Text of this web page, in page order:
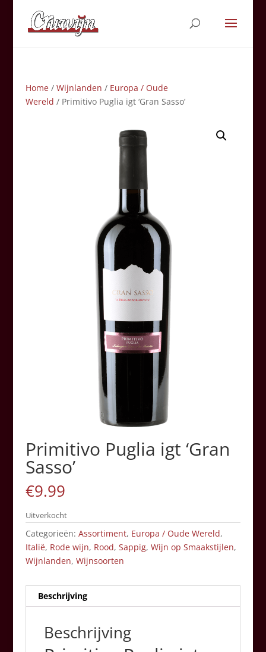
Home/ Wijnlanden / Europa / Oude
Wereld / Primitivo Puglia igt ‘Gran Sasso’
Primitivo Puglia igt ‘Gran
Sasso’
€9.99
Uitverkocht
Categorieën: Assortiment, Europa / Oude Wereld,
Italië, Rode wijn, Rood, Sappig, Wijn op Smaakstijlen,
Wijnlanden, Wijnsoorten
Beschrijving
Beschrijving